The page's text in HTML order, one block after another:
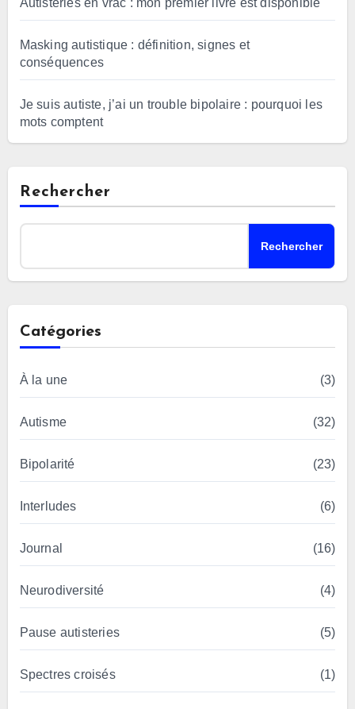
Autisteries en vrac : mon premier livre est disponible
Masking autistique : définition, signes et
conséquences
Je suis autiste, j’ai un trouble bipolaire : pourquoi les
mots comptent
Rechercher
Rechercher
Catégories
À la une (3)
Autisme (32)
Bipolarité (23)
Interludes (6)
Journal (16)
Neurodiversité (4)
Pause autisteries (5)
Spectres croisés (1)